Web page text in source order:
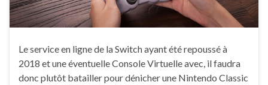
Le service en ligne de la Switch ayant été repoussé à
2018 et une éventuelle Console Virtuelle avec, il faudra
donc plutôt batailler pour dénicher une Nintendo Classic